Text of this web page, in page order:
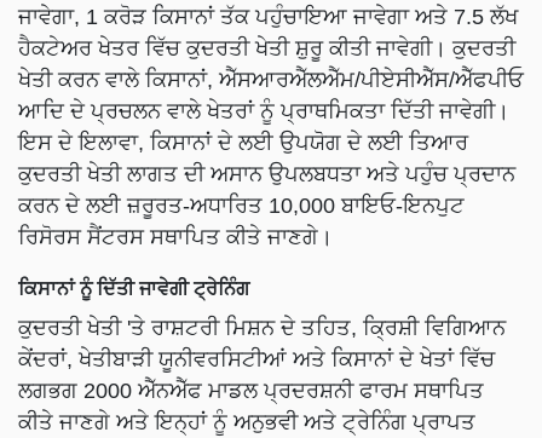
ਜਾਵੇਗਾ, 1 ਕਰੋੜ ਕਿਸਾਨਾਂ ਤੱਕ ਪਹੁੰਚਾਇਆ ਜਾਵੇਗਾ ਅਤੇ 7.5 ਲੱਖ
ਹੈਕਟੇਅਰ ਖੇਤਰ ਵਿੱਚ ਕੁਦਰਤੀ ਖੇਤੀ ਸ਼ੁਰੂ ਕੀਤੀ ਜਾਵੇਗੀ। ਕੁਦਰਤੀ
ਖੇਤੀ ਕਰਨ ਵਾਲੇ ਕਿਸਾਨਾਂ, ਐੱਸਆਰਐੱਲਐੱਮ/ਪੀਏਸੀਐੱਸ/ਐੱਫਪੀਓ
ਆਦਿ ਦੇ ਪ੍ਰਚਲਨ ਵਾਲੇ ਖੇਤਰਾਂ ਨੂੰ ਪ੍ਰਾਥਮਿਕਤਾ ਦਿੱਤੀ ਜਾਵੇਗੀ।
ਇਸ ਦੇ ਇਲਾਵਾ, ਕਿਸਾਨਾਂ ਦੇ ਲਈ ਉਪਯੋਗ ਦੇ ਲਈ ਤਿਆਰ
ਕੁਦਰਤੀ ਖੇਤੀ ਲਾਗਤ ਦੀ ਅਸਾਨ ਉਪਲਬਧਤਾ ਅਤੇ ਪਹੁੰਚ ਪ੍ਰਦਾਨ
ਕਰਨ ਦੇ ਲਈ ਜ਼ਰੂਰਤ-ਅਧਾਰਿਤ 10,000 ਬਾਇਓ-ਇਨਪੁਟ
ਰਿਸੋਰਸ ਸੈਂਟਰਸ ਸਥਾਪਿਤ ਕੀਤੇ ਜਾਣਗੇ।
ਕਿਸਾਨਾਂ ਨੂੰ ਦਿੱਤੀ ਜਾਵੇਗੀ ਟ੍ਰੇਨਿੰਗ
ਕੁਦਰਤੀ ਖੇਤੀ 'ਤੇ ਰਾਸ਼ਟਰੀ ਮਿਸ਼ਨ ਦੇ ਤਹਿਤ, ਕ੍ਰਿਸ਼ੀ ਵਿਗਿਆਨ
ਕੇਂਦਰਾਂ, ਖੇਤੀਬਾੜੀ ਯੂਨੀਵਰਸਿਟੀਆਂ ਅਤੇ ਕਿਸਾਨਾਂ ਦੇ ਖੇਤਾਂ ਵਿੱਚ
ਲਗਭਗ 2000 ਐੱਨਐੱਫ ਮਾਡਲ ਪ੍ਰਦਰਸ਼ਨੀ ਫਾਰਮ ਸਥਾਪਿਤ
ਕੀਤੇ ਜਾਣਗੇ ਅਤੇ ਇਨ੍ਹਾਂ ਨੂੰ ਅਨੁਭਵੀ ਅਤੇ ਟ੍ਰੇਨਿੰਗ ਪ੍ਰਾਪਤ